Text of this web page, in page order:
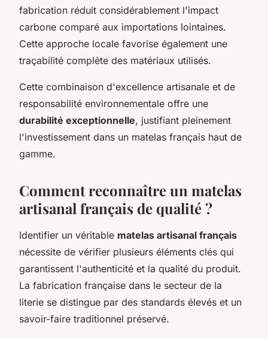
fabrication réduit considérablement l'impact
carbone comparé aux importations lointaines.
Cette approche locale favorise également une
traçabilité complète des matériaux utilisés.
Cette combinaison d'excellence artisanale et de
responsabilité environnementale offre une
durabilité exceptionnelle, justifiant pleinement
l'investissement dans un matelas français haut de
gamme.
Comment reconnaître un matelas
artisanal français de qualité ?
Identifier un véritable matelas artisanal français
nécessite de vérifier plusieurs éléments clés qui
garantissent l'authenticité et la qualité du produit.
La fabrication française dans le secteur de la
literie se distingue par des standards élevés et un
savoir-faire traditionnel préservé.